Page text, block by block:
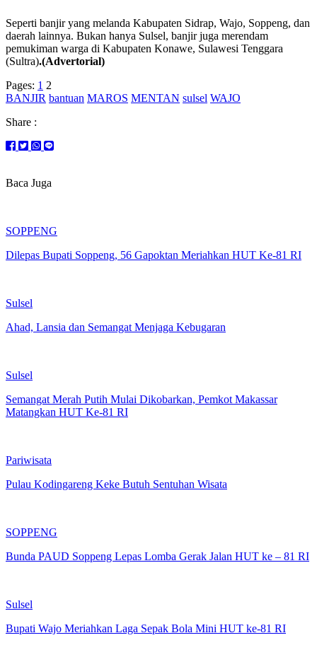
Seperti banjir yang melanda Kabupaten Sidrap, Wajo, Soppeng, dan
daerah lainnya. Bukan hanya Sulsel, banjir juga merendam
pemukiman warga di Kabupaten Konawe, Sulawesi Tenggara
(Sultra).(Advertorial)
Pages: 1 2
BANJIR bantuan MAROS MENTAN sulsel WAJO
Share :
Baca Juga
SOPPENG
Dilepas Bupati Soppeng, 56 Gapoktan Meriahkan HUT Ke-81 RI
Sulsel
Ahad, Lansia dan Semangat Menjaga Kebugaran
Sulsel
Semangat Merah Putih Mulai Dikobarkan, Pemkot Makassar
Matangkan HUT Ke-81 RI
Pariwisata
Pulau Kodingareng Keke Butuh Sentuhan Wisata
SOPPENG
Bunda PAUD Soppeng Lepas Lomba Gerak Jalan HUT ke – 81 RI
Sulsel
Bupati Wajo Meriahkan Laga Sepak Bola Mini HUT ke-81 RI